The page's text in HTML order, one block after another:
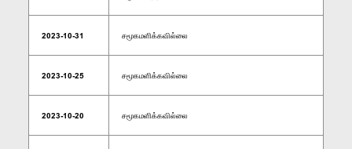
2023-10-31 சமூகமளிக்கவில்லை
2023-10-25 சமூகமளிக்கவில்லை
2023-10-20 சமூகமளிக்கவில்லை